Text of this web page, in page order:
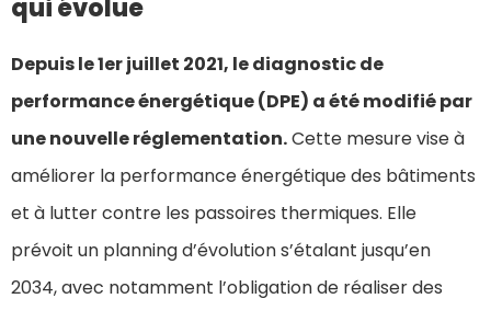
qui évolue
Depuis le 1er juillet 2021, le diagnostic de
performance énergétique (DPE) a été modifié par
une nouvelle réglementation.Cette mesure vise à
améliorer la performance énergétique des bâtiments
et à lutter contre les passoires thermiques. Elle
prévoit un planning d’évolution s’étalant jusqu’en
2034, avec notamment l’obligation de réaliser des